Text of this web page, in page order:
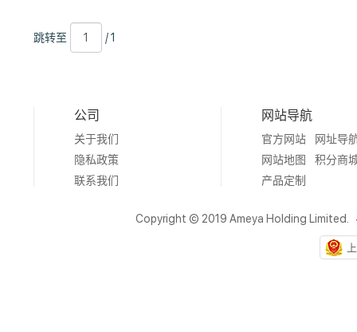
跳
转
跳转至
1
/ 1
公司
关于我们
隐私政策
联系我们
网站导航
官方网站
网址导
网站地图
积分商
产品定制
Copyright © 2019 Ameya Holding Limited.